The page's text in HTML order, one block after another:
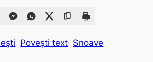
Poveşti text Snoave